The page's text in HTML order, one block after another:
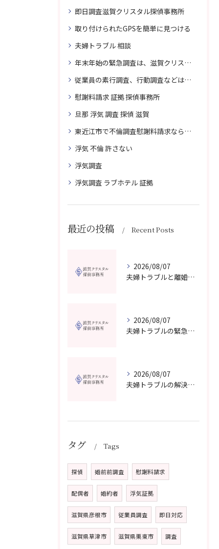
即日調査滋賀クリスタル探偵事務所
取り付けられたGPSを簡単に見つける
夫婦トラブル 相談
年末年始の緊急調査は、滋賀クリスタル探偵事務所へご相談
従業員の素行調査、行動調査などは、滋賀クリスタル探偵事務所へまずは、ご相談
慰謝料請求 証拠 探偵事務所
旦那 浮気 調査 探偵 滋賀
東近江市で不倫調査慰謝料請求なら滋賀クリスタル探偵事務所へご相談
浮気 不倫 許さない
浮気調査
浮気調査 ラブホテル 証拠
最近の投稿 Recent Posts
2026/08/07
夫婦トラブルと離婚相談を滋賀県野洲市で費用や無料窓口の選び方まで詳しく解説
2026/08/07
夫婦トラブルの緊急相談を滋賀県甲賀市で今すぐ受けるための信頼できる窓口選びガイド
2026/08/07
夫婦トラブルの解決に役立つカウンセリングと滋賀県近江八幡市で相談先を選ぶコツ
タグ Tags
探偵 婚前前調査 慰謝料請求
配偶者 婚約者 浮気証拠
滋賀県彦根市 従業員調査 即日対応
滋賀県草津市 滋賀県栗東市 調査